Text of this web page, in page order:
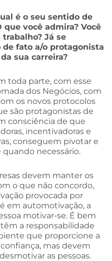
é o seu sentido de
você admira? Você
Já se
fato a/o protagonista
sua carreira?
toda parte, com esse
dos Negócios, com
os novos protocolos
são protagonistas de
consciência de que
incentivadoras e
conseguem pivotar e
necessário.
devem manter os
o que não concordo,
provocada por
em automotivação, a
motivar-se. É bem
a responsabilidade
que proporcione a
mas devem
as pessoas.